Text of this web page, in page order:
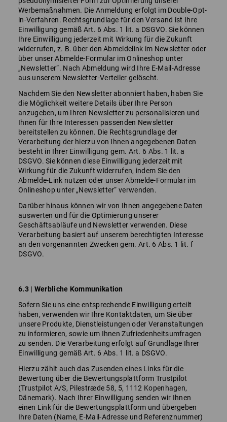
Werbemaßnahmen. Die Anmeldung erfolgt im Double-Opt-
in-Verfahren. Rechtsgrundlage für den Versand ist Ihre
Einwilligung gemäß Art. 6 Abs. 1 lit. a DSGVO. Sie können
Ihre Einwilligung jederzeit mit Wirkung für die Zukunft
widerrufen, z. B. über den Abmeldelink im Newsletter oder
über unser Abmelde-Formular im Onlineshop unter
„Newsletter“. Nach Abmeldung wird Ihre E-Mail-Adresse
aus unserem Newsletter-Verteiler gelöscht.
Nachdem Sie den Newsletter abonniert haben, haben Sie
die Möglichkeit weitere Details über Ihre Person
anzugeben, um Ihren Newsletter zu personalisieren und
Ihnen für Ihre Interessen passenden Newsletter
bereitstellen zu können. Die Rechtsgrundlage der
Verarbeitung der hierzu von Ihnen angegebenen Daten
besteht in Ihrer Einwilligung gem. Art. 6 Abs. 1 lit. a
DSGVO. Sie können diese Einwilligung jederzeit mit
Wirkung für die Zukunft widerrufen, indem Sie den
Abmelde-Link nutzen oder unser Abmelde-Formular im
Onlineshop unter „Newsletter“ verwenden.
Darüber hinaus können wir von Ihnen angegebene Daten
auswerten und für die Optimierung unserer
Geschäftsabläufe und Newsletter verwenden. Diese
Verarbeitung basiert auf unserem berechtigten Interesse
an den vorgenannten Zwecken gem. Art. 6 Abs. 1 lit. f
DSGVO.
6.3 | Werbliche Kommunikation
Sofern Sie uns eine entsprechende Einwilligung erteilt
haben, verwenden wir Ihre Kontaktdaten, um Sie über
unsere Produkte, Dienstleistungen oder Veranstaltungen
zu informieren, sowie um Ihnen Zufriedenheitsumfragen
zu senden. Die Verarbeitung erfolgt auf Grundlage Ihrer
Einwilligung gemäß Art. 6 Abs. 1 lit. a DSGVO.
Hierzu zählt auch das Zusenden eines Links für die
Bewertung über die Bewertungsplattform Trustpilot
(Trustpilot A/S, Pilestræde 58, 5, 1112 Kopenhagen,
Dänemark). Nach Ihrer Einwilligung senden wir Ihnen
einen Link für die Bewertungsplattform und übergeben
Ihre Daten (Name, E-Mail-Adresse und Referenznummer)